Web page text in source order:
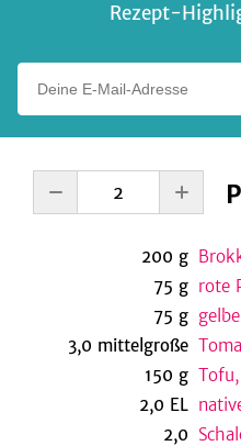
Rezept-
200 g
75 g rote
75 g
3,0 mittelgroße
150 g
2,0 EL
2,0